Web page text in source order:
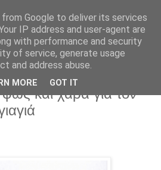
φως και χαρά για τον
Google to deliver its services
IP address and user-agent are
with performance and security
of service, generate usage
and address abuse.
MORE GOT IT